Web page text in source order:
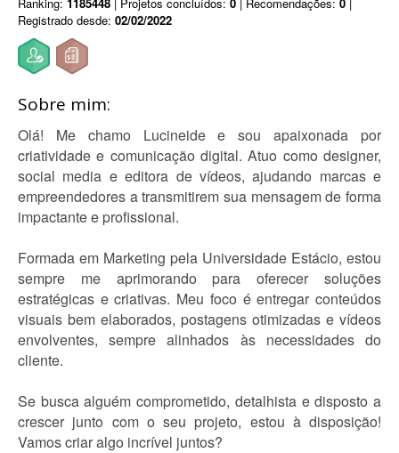
Registrado desde: 02/02/2022
Sobre mim:
Olá! Me chamo Lucineide e sou apaixonada por
criatividade e comunicação digital. Atuo como designer,
social media e editora de vídeos, ajudando marcas e
empreendedores a transmitirem sua mensagem de forma
impactante e profissional.
Formada em Marketing pela Universidade Estácio, estou
sempre me aprimorando para oferecer soluções
estratégicas e criativas. Meu foco é entregar conteúdos
visuais bem elaborados, postagens otimizadas e vídeos
envolventes, sempre alinhados às necessidades do
cliente.
Se busca alguém comprometido, detalhista e disposto a
crescer junto com o seu projeto, estou à disposição!
Vamos criar algo incrível juntos?